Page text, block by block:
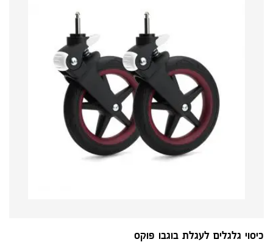
כיסוי גלגלים לעגלת בוגבו פוקס